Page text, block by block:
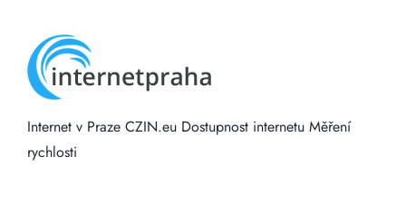
Internet v Praze CZIN.eu Dostupnost internetu Měření
rychlosti